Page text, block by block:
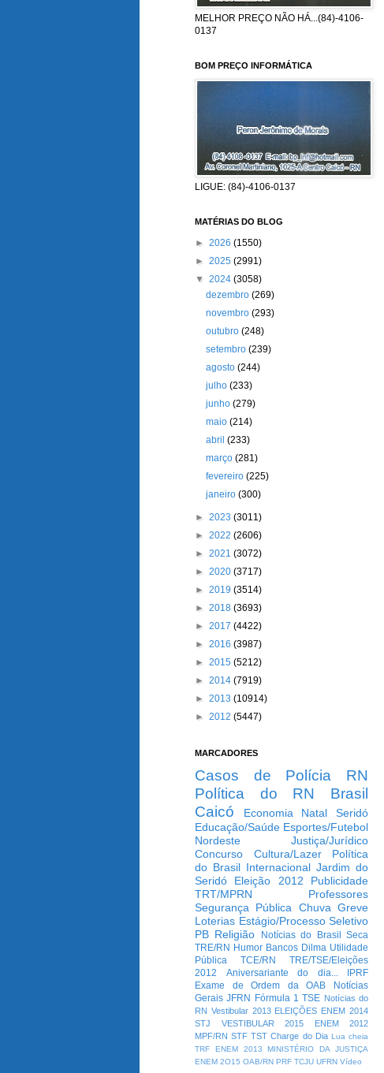
MELHOR PREÇO NÃO HÁ...(84)-4106-
0137
BOM PREÇO INFORMÁTICA
LIGUE: (84)-4106-0137
MATÉRIAS DO BLOG
► 2026 (1550)
► 2025 (2991)
▼ 2024 (3058)
dezembro(269)
novembro(293)
outubro(248)
setembro(239)
agosto(244)
julho(233)
junho(279)
maio(214)
abril(233)
março(281)
fevereiro(225)
janeiro(300)
► 2023 (3011)
► 2022 (2606)
► 2021 (3072)
► 2020 (3717)
► 2019 (3514)
► 2018 (3693)
► 2017 (4422)
► 2016 (3987)
► 2015 (5212)
► 2014 (7919)
► 2013 (10914)
► 2012 (5447)
MARCADORES
Casos de Polícia
RN
Política do RN
Brasil
Caicó
Economia Natal
Seridó
Educação/Saúde Esportes/Futebol
Nordeste
Justiça/Jurídico
Concurso
Cultura/Lazer
Política
do Brasil Internacional Jardim do
Seridó
Eleição 2012
Publicidade
TRT/MPRN
Professores
Segurança Pública Chuva Greve
Loterias Estágio/Processo Seletivo
PB Religião Notícias do Brasil
Seca
TRE/RN Humor Bancos Dilma Utilidade
Pública
TCE/RN
TRE/TSE/Eleições
2012
Aniversariante do dia...
IPRF
Exame de Ordem da OAB
Notícias
Gerais JFRN Fórmula 1 TSE Notícias do
RN Vestibular 2013 ELEIÇÕES ENEM 2014
STJ
VESTIBULAR 2015
ENEM 2012
MPF/RN STF TST Charge do Dia Lua cheia
TRF
ENEM 2013
MINISTÉRIO DA JUSTIÇA
ENEM 2O15 OAB/RN PRF TCJU UFRN Vídeo